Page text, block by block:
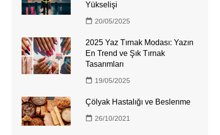
Yükselişi
20/05/2025
2025 Yaz Tırnak Modası: Yazın
En Trend ve Şık Tırnak
Tasarımları
19/05/2025
Çölyak Hastalığı ve Beslenme
26/10/2021